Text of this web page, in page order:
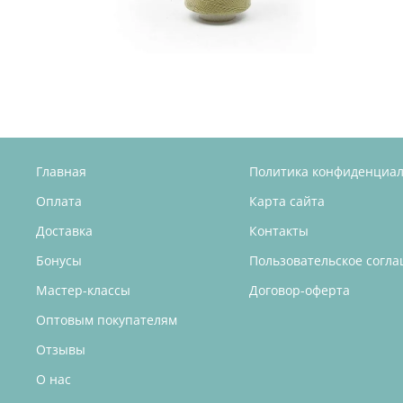
Главная
Оплата
Доставка
Бонусы
Мастер-классы
Оптовым покупателям
Отзывы
О нас
Политика
Карта сайта
Контакты
Пользовательское
Договор-оферта